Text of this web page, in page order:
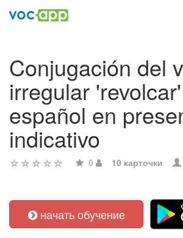
Conjugación del
irregular
español en
indicativo
0 10 карточки
начать обучение